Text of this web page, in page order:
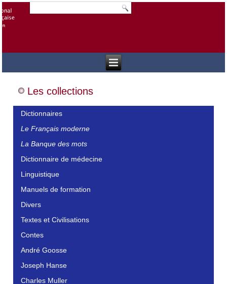
Les collections
Dictionnaires
Le Français moderne
La Banque des mots
Dictionnaire de médecine
Linguistique
Manuels de formation
Divers
Textes et Civilisations
Contes
André Goosse
Joseph Hanse
Charles Muller